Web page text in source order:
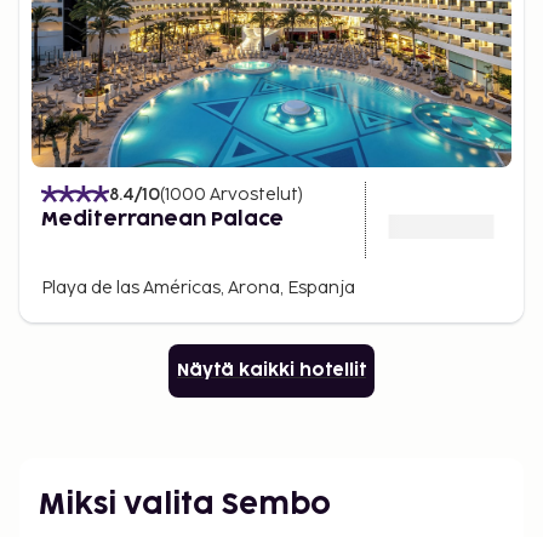
8.4/10(1000 Arvostelut)
Mediterranean Palace
Playa de las Américas, Arona, Espanja
Näytä kaikki hotellit
Miksi valita Sembo